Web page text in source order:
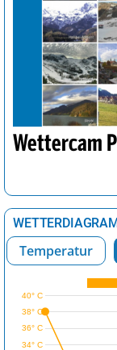
Wettercam
Temperatur
34° C
36° C
38° C
40° C